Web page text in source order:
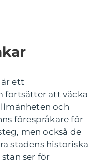
är ett
fortsätter att väcka
och
förespråkare för
men också de
stadens historiska
ser för